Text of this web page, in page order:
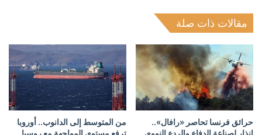
مقالات ذات صلة
حرائق فرنسا تحاصر «رافال»..
إنذار لصناعة الدفاع والردع النووي
من المتوسط إلى الدانوب.. أوروبا
ترفع مستوى المواجهة مع روسيا